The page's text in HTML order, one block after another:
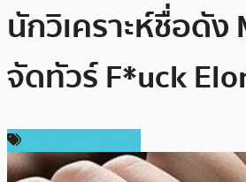
นักวิเคราะห์ชื่อดัง
จัดทัวร์ F*uck